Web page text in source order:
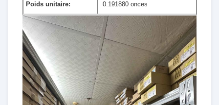
Poids unitaire: 0.191880 onces